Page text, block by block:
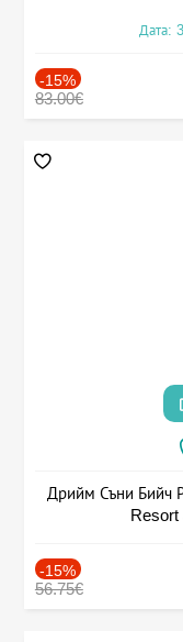
Дата:
-15%
83.00€
Дрийм Съни Бийч
Resort
-15%
56.75€